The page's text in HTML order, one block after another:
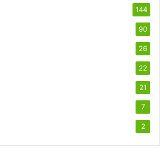
144
90
26
22
21
7
2